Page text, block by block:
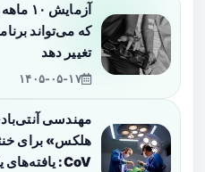
که می‌تواند
تغییر دهد
۱۴۰۵-۰۵-۱۷
مهندسی
CoV: یافته‌های یک مطالعه پیش‌بالینی